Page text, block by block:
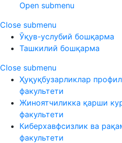
Open submenu
Close submenu
Ўқув-услубий бошқарма
Ташкилий бошқарма
Close submenu
Ҳуқуқбузарликлар
факультети
Жиноятчиликка қарши
факультети
Киберхавфсизлик ва
факультети